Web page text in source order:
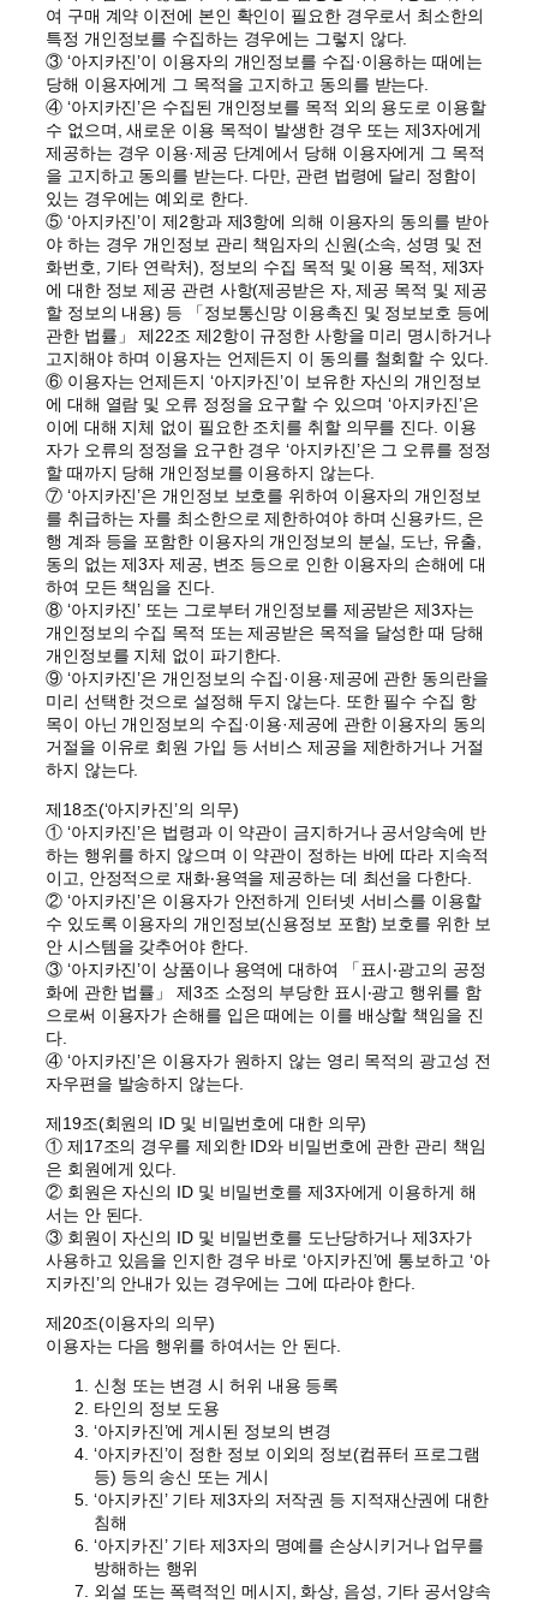
여 구매 계약 이전에 본인 확인이 필요한 경우로서 최소한의
특정 개인정보를 수집하는 경우에는 그렇지 않다.
③ ‘아지카진’이 이용자의 개인정보를 수집·이용하는 때에는
당해 이용자에게 그 목적을 고지하고 동의를 받는다.
④ ‘아지카진’은 수집된 개인정보를 목적 외의 용도로 이용할
수 없으며, 새로운 이용 목적이 발생한 경우 또는 제3자에게
제공하는 경우 이용·제공 단계에서 당해 이용자에게 그 목적
을 고지하고 동의를 받는다. 다만, 관련 법령에 달리 정함이
있는 경우에는 예외로 한다.
⑤ ‘아지카진’이 제2항과 제3항에 의해 이용자의 동의를 받아
야 하는 경우 개인정보 관리 책임자의 신원(소속, 성명 및 전
화번호, 기타 연락처), 정보의 수집 목적 및 이용 목적, 제3자
에 대한 정보 제공 관련 사항(제공받은 자, 제공 목적 및 제공
할 정보의 내용) 등 「정보통신망 이용촉진 및 정보보호 등에
관한 법률」 제22조 제2항이 규정한 사항을 미리 명시하거나
고지해야 하며 이용자는 언제든지 이 동의를 철회할 수 있다.
⑥ 이용자는 언제든지 ‘아지카진’이 보유한 자신의 개인정보
에 대해 열람 및 오류 정정을 요구할 수 있으며 ‘아지카진’은
이에 대해 지체 없이 필요한 조치를 취할 의무를 진다. 이용
자가 오류의 정정을 요구한 경우 ‘아지카진’은 그 오류를 정정
할 때까지 당해 개인정보를 이용하지 않는다.
⑦ ‘아지카진’은 개인정보 보호를 위하여 이용자의 개인정보
를 취급하는 자를 최소한으로 제한하여야 하며 신용카드, 은
행 계좌 등을 포함한 이용자의 개인정보의 분실, 도난, 유출,
동의 없는 제3자 제공, 변조 등으로 인한 이용자의 손해에 대
하여 모든 책임을 진다.
⑧ ‘아지카진’ 또는 그로부터 개인정보를 제공받은 제3자는
개인정보의 수집 목적 또는 제공받은 목적을 달성한 때 당해
개인정보를 지체 없이 파기한다.
⑨ ‘아지카진’은 개인정보의 수집·이용·제공에 관한 동의란을
미리 선택한 것으로 설정해 두지 않는다. 또한 필수 수집 항
목이 아닌 개인정보의 수집·이용·제공에 관한 이용자의 동의
거절을 이유로 회원 가입 등 서비스 제공을 제한하거나 거절
하지 않는다.
제18조(‘아지카진’의 의무)
① ‘아지카진’은 법령과 이 약관이 금지하거나 공서양속에 반
하는 행위를 하지 않으며 이 약관이 정하는 바에 따라 지속적
이고, 안정적으로 재화‧용역을 제공하는 데 최선을 다한다.
② ‘아지카진’은 이용자가 안전하게 인터넷 서비스를 이용할
수 있도록 이용자의 개인정보(신용정보 포함) 보호를 위한 보
안 시스템을 갖추어야 한다.
③ ‘아지카진’이 상품이나 용역에 대하여 「표시‧광고의 공정
화에 관한 법률」 제3조 소정의 부당한 표시‧광고 행위를 함
으로써 이용자가 손해를 입은 때에는 이를 배상할 책임을 진
다.
④ ‘아지카진’은 이용자가 원하지 않는 영리 목적의 광고성 전
자우편을 발송하지 않는다.
제19조(회원의 ID 및 비밀번호에 대한 의무)
① 제17조의 경우를 제외한 ID와 비밀번호에 관한 관리 책임
은 회원에게 있다.
② 회원은 자신의 ID 및 비밀번호를 제3자에게 이용하게 해
서는 안 된다.
③ 회원이 자신의 ID 및 비밀번호를 도난당하거나 제3자가
사용하고 있음을 인지한 경우 바로 ‘아지카진’에 통보하고 ‘아
지카진’의 안내가 있는 경우에는 그에 따라야 한다.
제20조(이용자의 의무)
이용자는 다음 행위를 하여서는 안 된다.
신청 또는 변경 시 허위 내용 등록
타인의 정보 도용
‘아지카진’에 게시된 정보의 변경
‘아지카진’이 정한 정보 이외의 정보(컴퓨터 프로그램
등) 등의 송신 또는 게시
‘아지카진’ 기타 제3자의 저작권 등 지적재산권에 대한
침해
‘아지카진’ 기타 제3자의 명예를 손상시키거나 업무를
방해하는 행위
외설 또는 폭력적인 메시지, 화상, 음성, 기타 공서양속